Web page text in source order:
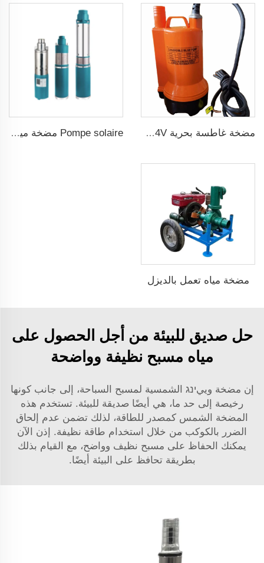
مضخة غاطسة بحرية 12/24V لتصريف المياه Pompe solaire مضخة مياه شمسية
مضخة مياه تعمل بالديزل
حل صديق للبيئة من أجل الحصول على
مياه مسبح نظيفة وواضحة
إن مضخة وييינג الشمسية لمسبح السباحة، إلى جانب كونها
رخيصة إلى حد ما، هي أيضًا صديقة للبيئة. تستخدم هذه
المضخة الشمس كمصدر للطاقة، لذلك تضمن عدم إلحاق
الضرر بالكوكب من خلال استخدام طاقة نظيفة. إذن الآن
يمكنك الحفاظ على مسبح نظيف وواضح، مع القيام بذلك
بطريقة تحافظ على البيئة أيضًا.